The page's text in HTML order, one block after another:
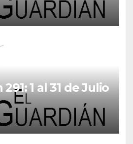
1 al 31 de Julio